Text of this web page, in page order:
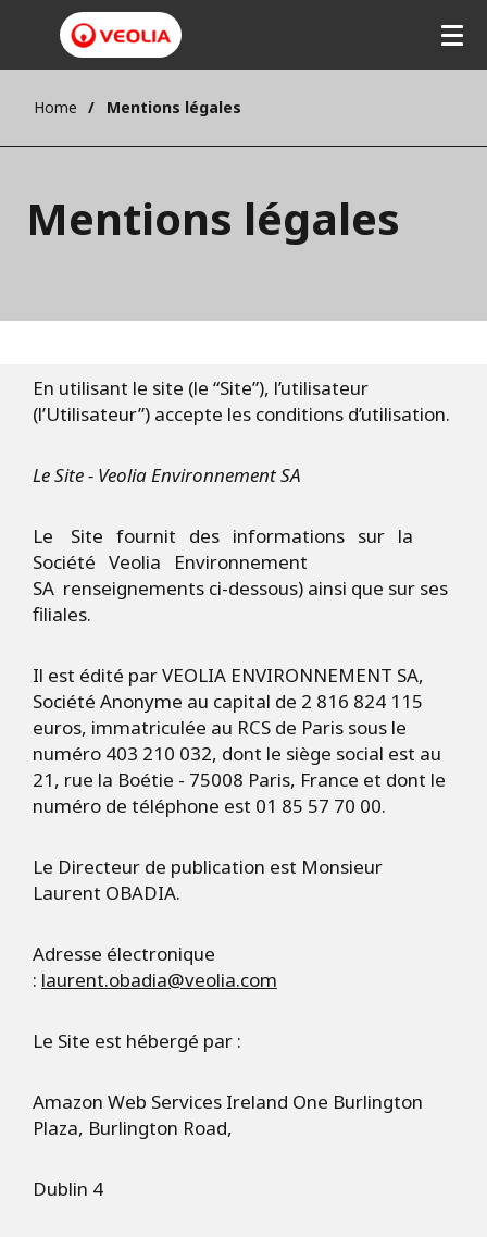
Home Mentions légales
Mentions légales
En utilisant le site (le “Site”), l’utilisateur
(l’Utilisateur”) accepte les conditions d’utilisation.
Le Site - Veolia Environnement SA
Le Site fournit des informations sur la
Société Veolia Environnement
SA renseignements ci-dessous) ainsi que sur ses
filiales.
Il est édité par VEOLIA ENVIRONNEMENT SA,
Société Anonyme au capital de 2 816 824 115
euros, immatriculée au RCS de Paris sous le
numéro 403 210 032, dont le siège social est au
21, rue la Boétie - 75008 Paris, France et dont le
numéro de téléphone est 01 85 57 70 00.
Le Directeur de publication est Monsieur
Laurent OBADIA.
Adresse électronique
: laurent.obadia@veolia.com
Le Site est hébergé par :
Amazon Web Services Ireland One Burlington
Plaza, Burlington Road,
Dublin 4